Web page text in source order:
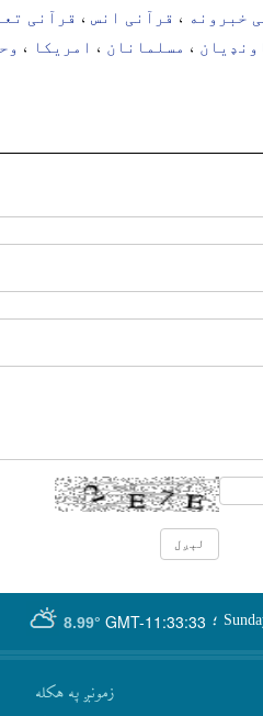
خبرونه ، قرآنی انس ، قرآنی
، مسلمانان ، امریکا ،
GMT-11:33:33
8.99° ؛
زمونږ په هکله